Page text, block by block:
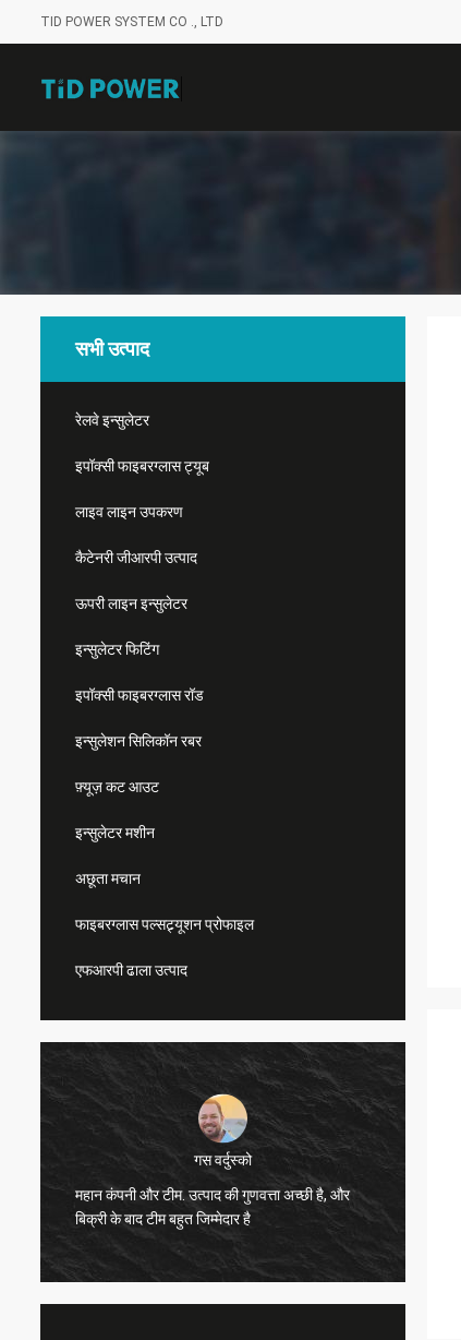
TID POWER SYSTEM CO ., LTD
सभी उत्पाद
रेलवे इन्सुलेटर
इपॉक्सी फाइबरग्लास ट्यूब
लाइव लाइन उपकरण
कैटेनरी जीआरपी उत्पाद
ऊपरी लाइन इन्सुलेटर
इन्सुलेटर फिटिंग
इपॉक्सी फाइबरग्लास रॉड
इन्सुलेशन सिलिकॉन रबर
फ़्यूज़ कट आउट
इन्सुलेटर मशीन
अछूता मचान
फाइबरग्लास पल्सट्र्यूशन प्रोफाइल
एफआरपी ढाला उत्पाद
गस वर्दुस्को
महान कंपनी और टीम. उत्पाद की गुणवत्ता अच्छी है, और
बिक्री के बाद टीम बहुत जिम्मेदार है